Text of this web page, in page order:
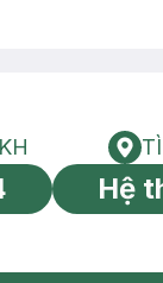
CSKH
Hệ